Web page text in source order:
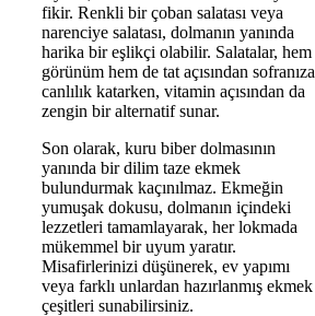
fikir. Renkli bir çoban salatası veya
narenciye salatası, dolmanın yanında
harika bir eşlikçi olabilir. Salatalar, hem
görünüm hem de tat açısından sofranıza
canlılık katarken, vitamin açısından da
zengin bir alternatif sunar.
Son olarak, kuru biber dolmasının
yanında bir dilim taze ekmek
bulundurmak kaçınılmaz. Ekmeğin
yumuşak dokusu, dolmanın içindeki
lezzetleri tamamlayarak, her lokmada
mükemmel bir uyum yaratır.
Misafirlerinizi düşünerek, ev yapımı
veya farklı unlardan hazırlanmış ekmek
çeşitleri sunabilirsiniz.